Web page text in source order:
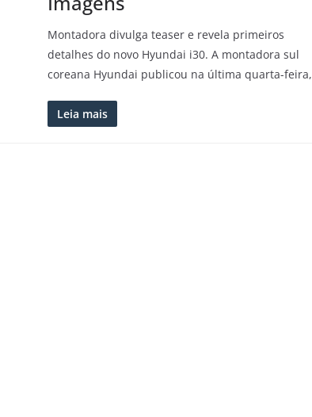
Montadora divulga teaser e revela primeiros
detalhes do novo Hyundai i30. A montadora sul
coreana Hyundai publicou na última quarta-feira,
Leia mais